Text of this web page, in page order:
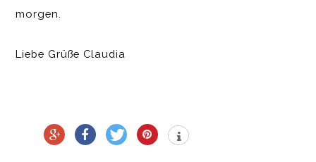
morgen.
Liebe Grüße Claudia